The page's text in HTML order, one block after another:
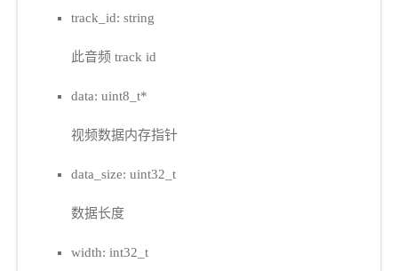
track_id: string
此音频 track id
data: uint8_t*
视频数据内存指针
data_size: uint32_t
数据长度
width: int32_t